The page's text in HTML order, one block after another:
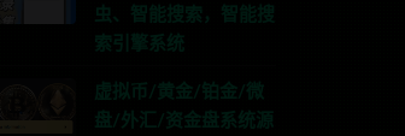
虫、智能搜索，智能搜
索引擎系统
虚拟币/黄金/铂金/微
盘/外汇/资金盘系统源